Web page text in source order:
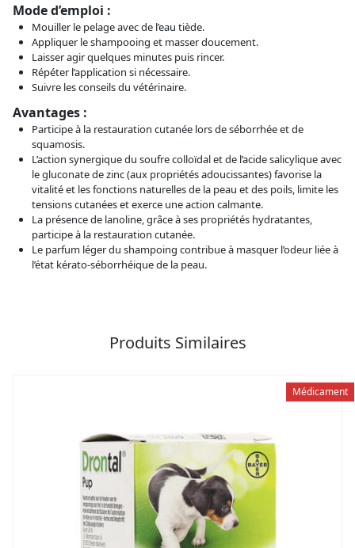
Mode d’emploi :
Mouiller le pelage avec de l’eau tiède.
Appliquer le shampooing et masser doucement.
Laisser agir quelques minutes puis rincer.
Répéter l’application si nécessaire.
Suivre les conseils du vétérinaire.
Avantages :
Participe à la restauration cutanée lors de séborrhée et de
squamosis.
L’action synergique du soufre colloïdal et de l’acide salicylique avec
le gluconate de zinc (aux propriétés adoucissantes) favorise la
vitalité et les fonctions naturelles de la peau et des poils, limite les
tensions cutanées et exerce une action calmante.
La présence de lanoline, grâce à ses propriétés hydratantes,
participe à la restauration cutanée.
Le parfum léger du shampoing contribue à masquer l’odeur liée à
l’état kérato-séborrhéique de la peau.
Produits Similaires
Médicament